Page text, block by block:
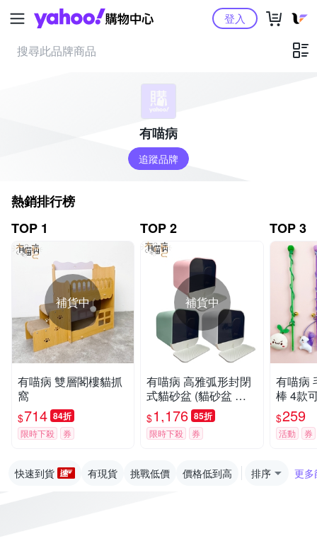
Yahoo購物中心登入
有喵病
追蹤品牌
熱銷排行榜
TOP 1
補貨中
有喵病 雙層閣樓貓抓
窩
$714 84折
限時下殺 券
TOP 2
補貨中
有喵病 高雅弧形封閉
式貓砂盆 (貓砂盆 貓
便盆 尿盆)
$1,176 85折
限時下殺 券
TOP 3
有喵病
棒 4款
$259
活動 券
快速到貨 有現貨 挑戰低價 價格低到高 排序 更多